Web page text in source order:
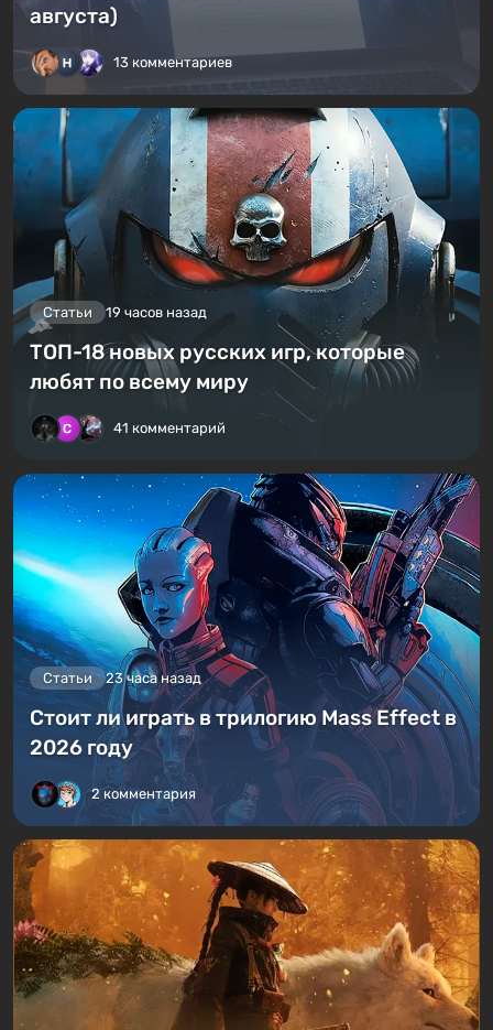
августа)
13 комментариев
Статьи 19 часов назад
ТОП-18 новых русских игр, которые
любят по всему миру
41 комментарий
Статьи 23 часа назад
Стоит ли играть в трилогию Mass Effect в
2026 году
2 комментария